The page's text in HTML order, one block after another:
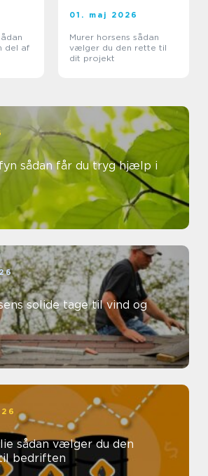
del af
01. maj 2026
Murer horsens sådan
vælger du den rette til
dit projekt
hjælp i
til vind og
den
bedriften